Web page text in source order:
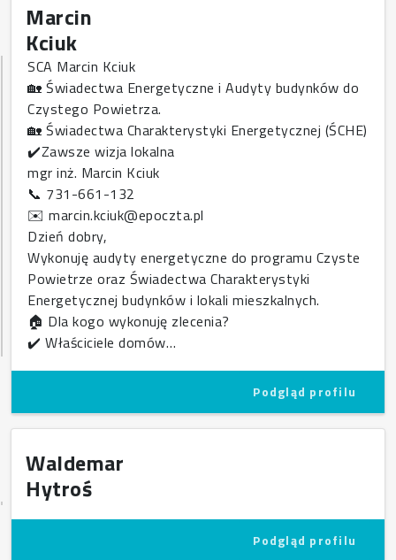
Marcin
Kciuk
SCA Marcin Kciuk
🏡 Świadectwa Energetyczne i Audyty budynków do
Czystego Powietrza.
🏡 Świadectwa Charakterystyki Energetycznej (ŚCHE)
✔️Zawsze wizja lokalna
mgr inż. Marcin Kciuk
📞 731-661-132
✉️ marcin.kciuk@epoczta.pl
Dzień dobry,
Wykonuję audyty energetyczne do programu Czyste
Powietrze oraz Świadectwa Charakterystyki
Energetycznej budynków i lokali mieszkalnych.
🏠 Dla kogo wykonuję zlecenia?
✔️ Właściciele domów…
Podgląd profilu
Waldemar
Hytroś
Podgląd profilu